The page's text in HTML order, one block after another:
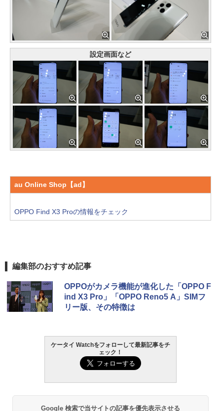
設定画面など
au Online Shop【ad】
OPPO Find X3 Proの情報をチェック
編集部のおすすめ記事
OPPOがカメラ機能が進化した「OPPO F
ind X3 Pro」「OPPO Reno5 A」SIMフ
リー版、その特徴は
ケータイ Watchをフォローして最新記事をチ
ェック！
Google 検索で当サイトの記事を優先表示させる